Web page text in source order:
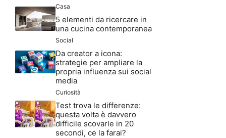
Casa
5 elementi da ricercare in
una cucina contemporanea
Social
Da creator a icona:
strategie per ampliare la
propria influenza sui social
media
Curiosità
Test trova le differenze:
questa volta è davvero
difficile scovarle in 20
secondi, ce la farai?